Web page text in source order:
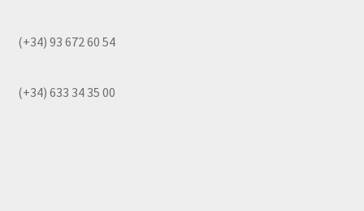
(+34) 93 672 60 54
(+34) 633 34 35 00